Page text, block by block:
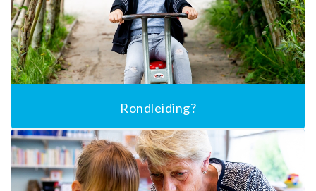
Rondleiding?